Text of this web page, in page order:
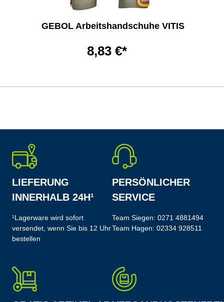
GEBOL Arbeitshandschuhe VITIS
8,83 €*
LIEFERUNG
INNERHALB 24H¹
¹Lagerware wird sofort
versendet, wenn Sie bis 12 Uhr
bestellen
PERSÖNLICHER
SERVICE
Team Siegen: 0271 4881494
Team Hagen: 02334 928511